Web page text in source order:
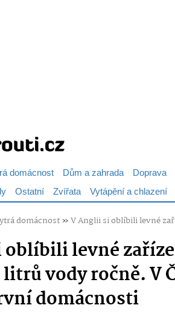
domácnost Dům a zahrada Doprava
Ostatní Zvířata Vytápění a chlazení
domácnost»V Anglii si oblíbili levné
oblíbili levné
vody ročně. V
domácnosti